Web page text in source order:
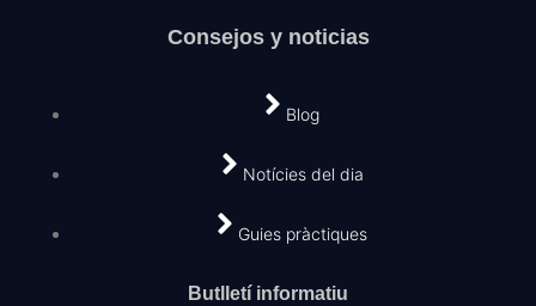
Consejos y noticias
Blog
Notícies del dia
Guies pràctiques
Butlletí informatiu